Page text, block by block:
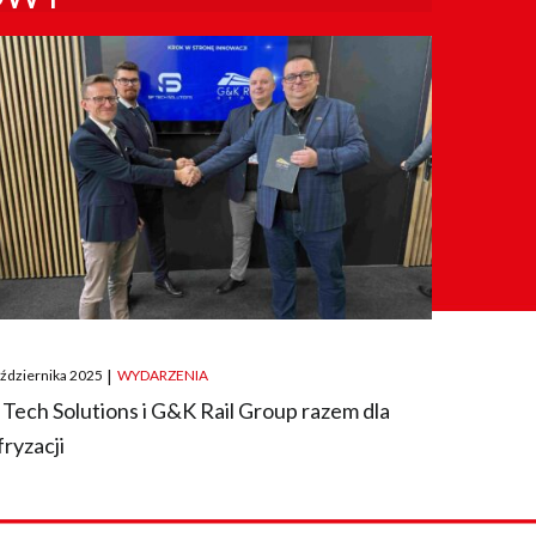
2025 | WYDARZENIA
Tech Solutions i G&K Rail Group razem dla